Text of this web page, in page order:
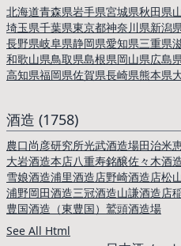
北海道青森県岩手県宮城県秋田県
埼玉県千葉県東京都神奈川県新潟
長野県岐阜県静岡県愛知県三重県
和歌山県鳥取県島根県岡山県広島
高知県福岡県佐賀県長崎県熊本県
酒造 (1758)
農口尚彦研究所光武酒造場田治米
大岩酒造本店八重寿銘醸佐々木酒
雪娘酒造浦里酒造店野崎酒造店松
浦野岡田酒造三冠酒造山謙酒造店
豊国酒造（東豊国） 鷲頭酒造場
See All Html